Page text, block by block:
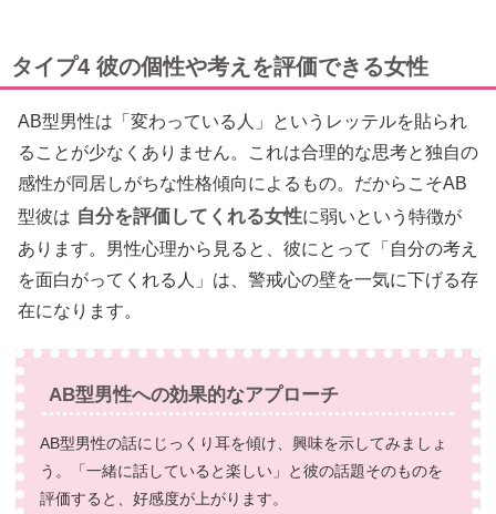
タイプ4 彼の個性や考えを評価できる女性
AB型男性は「変わっている人」というレッテルを貼られ
ることが少なくありません。これは合理的な思考と独自の
感性が同居しがちな性格傾向によるもの。だからこそAB
型彼は 自分を評価してくれる女性に弱いという特徴が
あります。男性心理から見ると、彼にとって「自分の考え
を面白がってくれる人」は、警戒心の壁を一気に下げる存
在になります。
AB型男性への効果的なアプローチ
AB型男性の話にじっくり耳を傾け、興味を示してみましょ
う。「一緒に話していると楽しい」と彼の話題そのものを
評価すると、好感度が上がります。